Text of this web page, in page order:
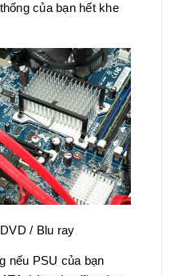
của bạn hết khe
/ Blu ray
nếu PSU của bạn